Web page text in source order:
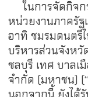
ในการจัดกิจก
หน่วยงานภาครั
อาทิ ชมรมดนตรี
บริหารส่วนจังห
ชลบุรี เทศ บาลเ
จำกัด (มหาชน)